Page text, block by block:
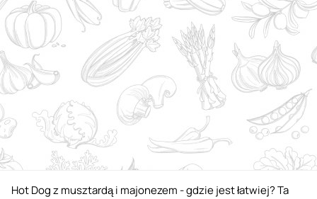
Hot Dog z musztardą i majonezem - gdzie jest łatwiej? Ta